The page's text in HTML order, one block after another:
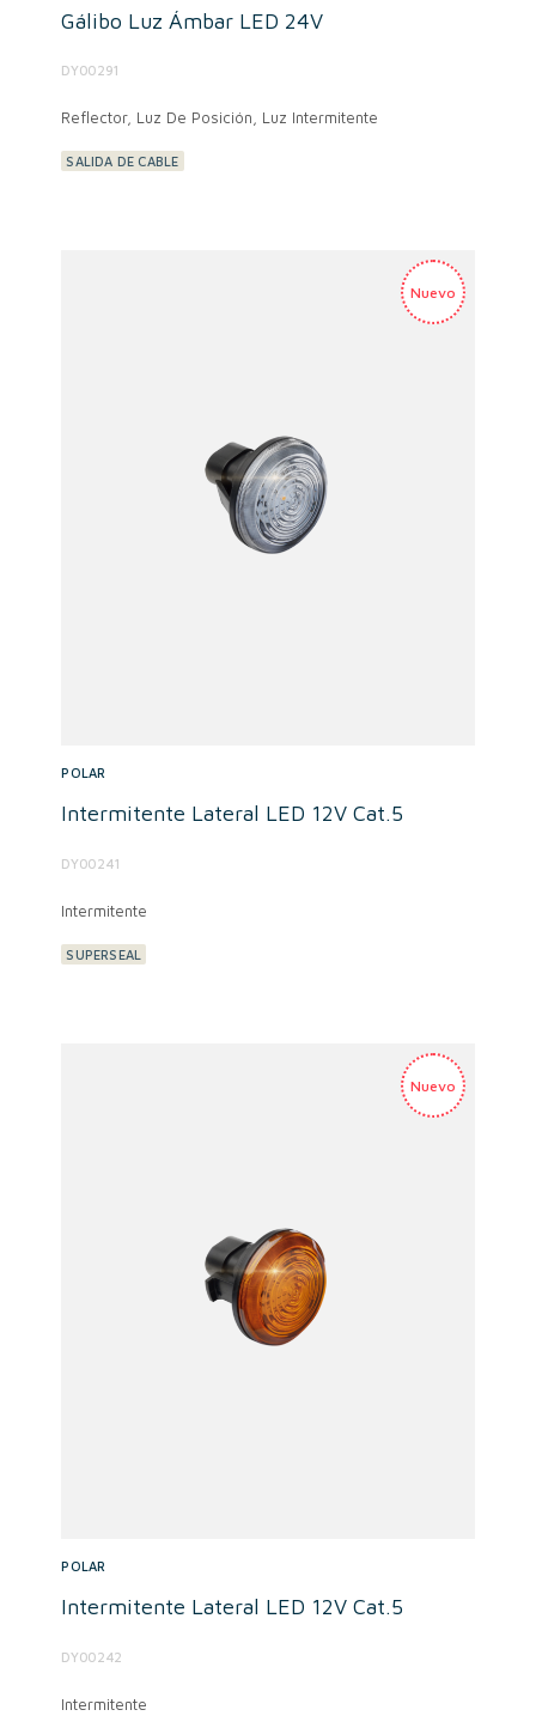
Gálibo Luz Ámbar LED 24V
DY00291
Reflector, Luz De Posición, Luz Intermitente
SALIDA DE CABLE
POLAR
Intermitente Lateral LED 12V Cat.5
DY00241
Intermitente
SUPERSEAL
POLAR
Intermitente Lateral LED 12V Cat.5
DY00242
Intermitente